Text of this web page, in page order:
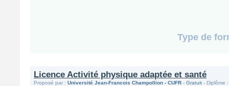
Type de
Licence Activité physique adaptée et santé
Proposé par : Université Jean-Francois Champollion - CUFR - Gratuit - Diplôme :